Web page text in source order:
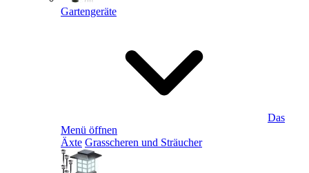
Gartengeräte
Das
Menü öffnen
Äxte Grasscheren und Sträucher